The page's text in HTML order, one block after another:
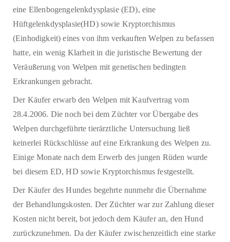
eine Ellenbogengelenkdysplasie (ED), eine
Hüftgelenkdysplasie(HD) sowie Kryptorchismus
(Einhodigkeit) eines von ihm verkauften Welpen zu befassen
hatte, ein wenig Klarheit in die juristische Bewertung der
Veräußerung von Welpen mit genetischen bedingten
Erkrankungen gebracht.
Der Käufer erwarb den Welpen mit Kaufvertrag vom
28.4.2006. Die noch bei dem Züchter vor Übergabe des
Welpen durchgeführte tierärztliche Untersuchung ließ
keinerlei Rückschlüsse auf eine Erkrankung des Welpen zu.
Einige Monate nach dem Erwerb des jungen Rüden wurde
bei diesem ED, HD sowie Kryptorchismus festgestellt.
Der Käufer des Hundes begehrte nunmehr die Übernahme
der Behandlungskosten. Der Züchter war zur Zahlung dieser
Kosten nicht bereit, bot jedoch dem Käufer an, den Hund
zurückzunehmen. Da der Käufer zwischenzeitlich eine starke